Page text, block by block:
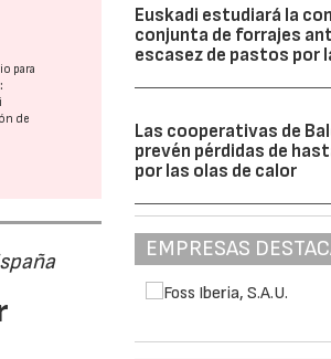
para
de
Euskadi estudiará la
conjunta de forrajes
escasez de pastos por
Las cooperativas de
prevén pérdidas de
por las olas de calor
EMPRESAS